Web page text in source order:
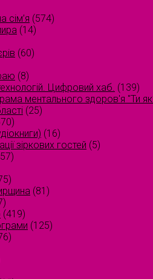
сім’я (574)
(14)
(60)
(8)
Цифровий хаб. (139)
ментального здоров'я "Ти
(25)
(16)
зіркових гостей (5)
(81)
(419)
(125)